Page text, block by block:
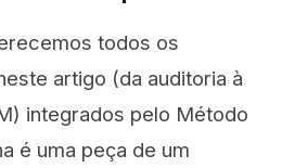
todos os
artigo (da auditoria à
integrados pelo Método
é uma peça de um